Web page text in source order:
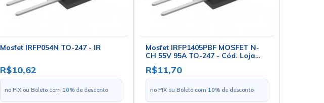
Mosfet IRFP054N TO-247 - IR
R$10,62
no PIX ou Boleto com 10% de desconto
Mosfet IRFP1405PBF MOSFET N-
CH 55V 95A TO-247 - Cód. Loja
5086 - IR
R$11,70
no PIX ou Boleto com 10% de desconto